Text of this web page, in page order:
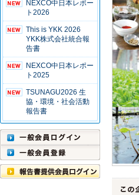
NEXCO中日本レポー
ト2026
This is YKK 2026
YKK株式会社統合報
告書
NEXCO中日本レポー
ト2025
TSUNAGU2026 生
協・環境・社会活動
報告書